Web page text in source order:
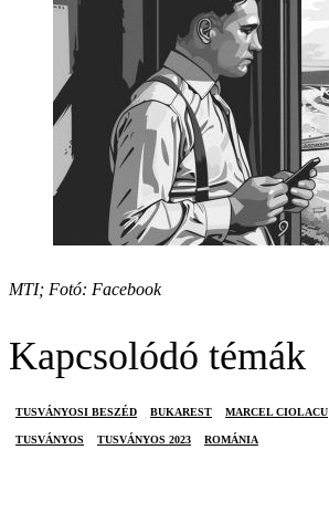
MTI; Fotó: Facebook
Kapcsolódó témák
TUSVÁNYOSI BESZÉD BUKAREST MARCEL CIOLACU
TUSVÁNYOS TUSVÁNYOS 2023 ROMÁNIA